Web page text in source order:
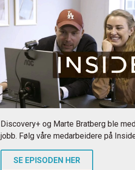
Discovery+ og Marte Bratberg ble
jobb. Følg våre medarbeidere på
SE EPISODEN HER